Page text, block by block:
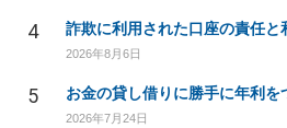
4 詐欺に利用された口座の責任と
2026年8月6日
5 お金の貸し借りに勝手に年利
2026年7月24日